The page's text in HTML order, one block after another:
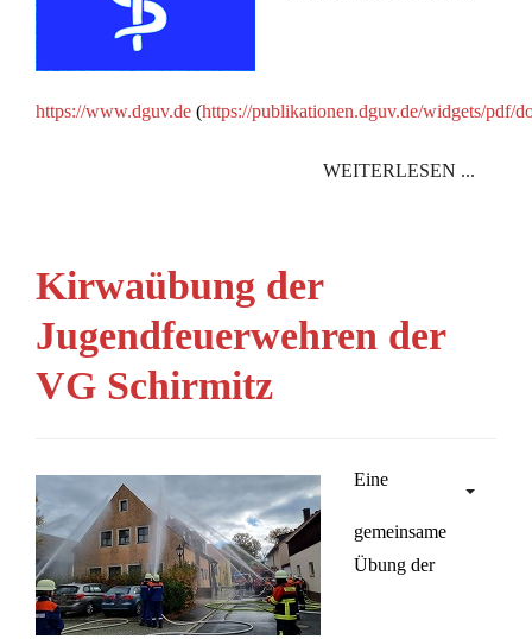
https://www.dguv.de (https://publikationen.dguv.de/widgets/pdf/
WEITERLESEN ...
Kirwaübung der
Jugendfeuerwehren der
VG Schirmitz
Eine
gemeinsame
Übung der